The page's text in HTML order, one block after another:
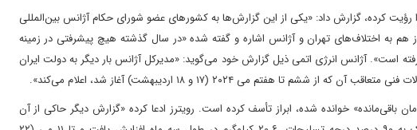
رؤیت کرده، گزارش داد: «یکی از این گزارش‌ها به کشورهای عضو شورای حکام آژانس بین‌المللی
به اختلاف‌های تهران و آژانس اشاره و گفته شده‌ «در سال گذشته هیچ پیشرفتی در زمینه
چهارم مارس ۲۰۲۳ (۱۳ اسفند ۱۴۰۱) صورت نگرفته است». آژانس انرژی اتمی‌ ذیل گزارش خود می‌گوید‌: «مدیرکل آژانس بار دیگر به دولت ایران
هفتم می‌ ۲۰۲۴ (۱۷ و ۱۸ اردیبهشت) آغاز شد، اعلام می‌کند».
خوانده شده، ابراز تأسف کرده است. رویترز‌ ادعا کرده «گزارش‌ دیگر حاکی از آن